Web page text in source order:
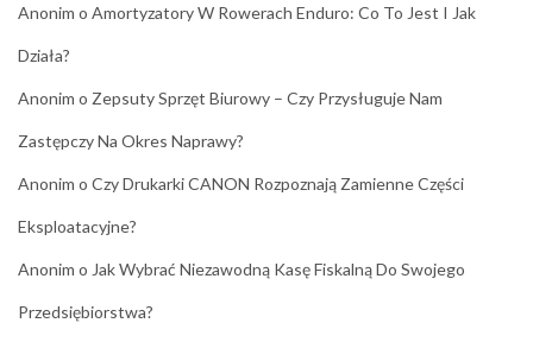
Anonim o Amortyzatory W Rowerach Enduro: Co To Jest I Jak
Działa?
Anonim o Zepsuty Sprzęt Biurowy – Czy Przysługuje Nam
Zastępczy Na Okres Naprawy?
Anonim o Czy Drukarki CANON Rozpoznają Zamienne Części
Eksploatacyjne?
Anonim o Jak Wybrać Niezawodną Kasę Fiskalną Do Swojego
Przedsiębiorstwa?